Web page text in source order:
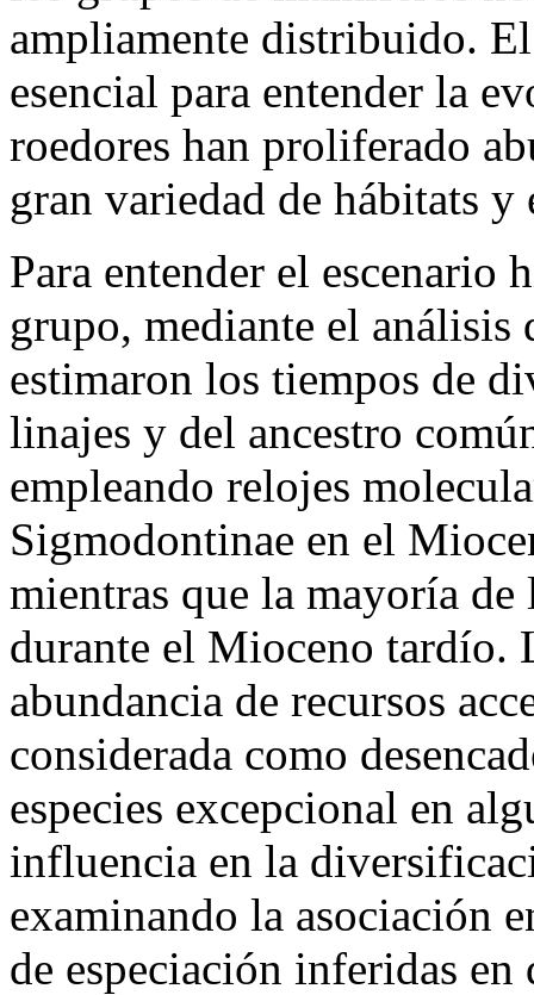
ampliamente distribuido.
esencial para entender la
roedores han proliferado
gran variedad de hábitats
Para entender el escenario
grupo, mediante el análisis
estimaron los tiempos de
linajes y del ancestro
empleando relojes
Sigmodontinae en el
mientras que la mayoría
durante el Mioceno tardío.
abundancia de recursos
considerada como
especies excepcional en
influencia en la
examinando la asociación
de especiación inferidas